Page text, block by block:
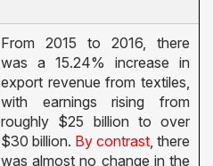
From 2015 to 2016, there
was a 15.24% increase in
export revenue from textiles,
with earnings rising from
roughly $25 billion to over
$30 billion. By contrast , there
was almost no change in the